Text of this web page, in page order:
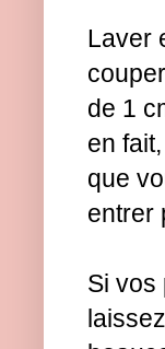
Laver
de 1
en
que
entrer
Si vos